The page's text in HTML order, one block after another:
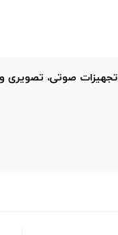
تجهیزات صوتی، تصویری و